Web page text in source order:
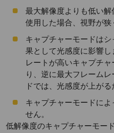
最大解像度よりも低い
使用した場合、視野が狭
キャプチャーモードは
果として光感度に影響
レートが高いキャプチ
り、逆に最大フレーム
ドでは、光感度が上がる
キャプチャーモードに
せん。
低解像度のキャプチャーモー